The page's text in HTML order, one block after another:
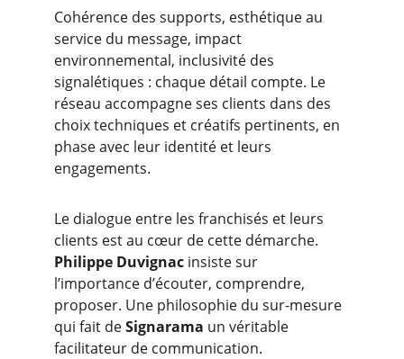
Cohérence des supports, esthétique au
service du message, impact
environnemental, inclusivité des
signalétiques : chaque détail compte. Le
réseau accompagne ses clients dans des
choix techniques et créatifs pertinents, en
phase avec leur identité et leurs
engagements.
Le dialogue entre les franchisés et leurs
clients est au cœur de cette démarche.
Philippe Duvignac insiste sur
l’importance d’écouter, comprendre,
proposer. Une philosophie du sur-mesure
qui fait de Signarama un véritable
facilitateur de communication.